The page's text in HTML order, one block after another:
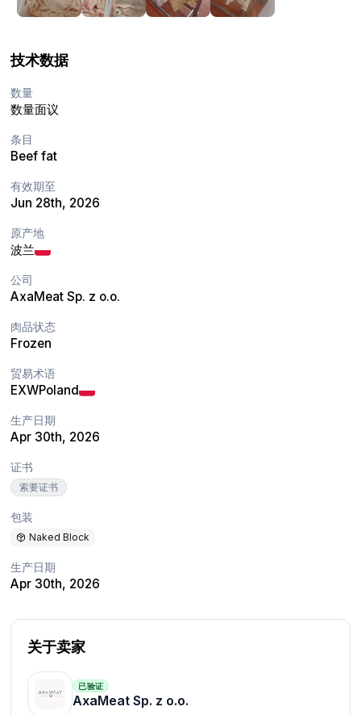
技术数据
数量
数量面议
条目
Beef fat
有效期至
Jun 28th, 2026
原产地
波兰
公司
AxaMeat Sp. z o.o.
肉品状态
Frozen
贸易术语
EXWPoland
生产日期
Apr 30th, 2026
证书
索要证书
包装
Naked Block
生产日期
Apr 30th, 2026
关于卖家
已验证
AxaMeat Sp. z o.o.